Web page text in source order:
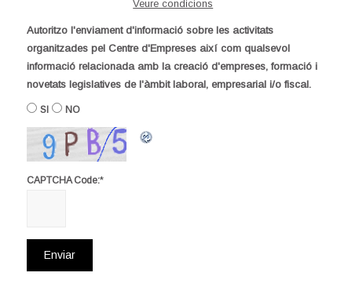
Veure condicions
Autoritzo l'enviament d'informació sobre les activitats
organitzades pel Centre d'Empreses així com qualsevol
informació relacionada amb la creació d'empreses, formació i
novetats legislatives de l'àmbit laboral, empresarial i/o fiscal.
SI NO
CAPTCHA Code:*